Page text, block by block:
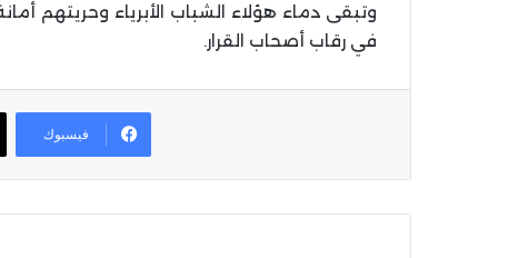
وتبقى دماء هؤلاء الشباب الأبرياء
في رقاب أصحاب القرار.
فيسبوك